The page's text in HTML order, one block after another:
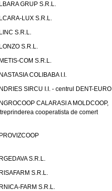
GRUP S.R.L.
LUX S.R.L.
S.R.L.
S.R.L.
COM S.R.L.
COLIBABA I.I.
SIRCU I.I. - centrul DENT-EURO
CALARASI A MOLDCOOP,
cooperatista de comert
S.R.L.
S.R.L.
FARM S.R.L.